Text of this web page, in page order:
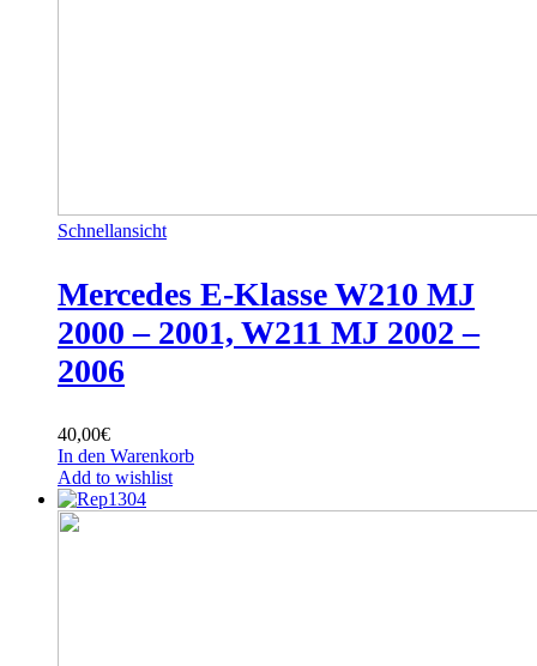
Schnellansicht
Mercedes E-Klasse W210 MJ
2000 – 2001, W211 MJ 2002 –
2006
40,00€
In den Warenkorb
Add to wishlist